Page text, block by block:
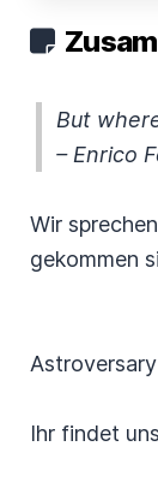
But
– Enrico
Wir
gekommen
Ihr findet